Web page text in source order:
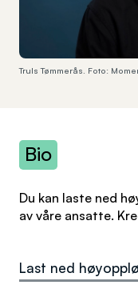
Truls Tømmerås. Foto:
Bio
Du kan laste ned
av våre ansatte.
Last ned